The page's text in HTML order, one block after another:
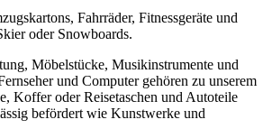
Fahrräder, Fitnessgeräte und
oder Snowboards.
Möbelstücke, Musikinstrumente und
und Computer gehören zu unserem
Koffer oder Reisetaschen und Autoteile
befördert wie Kunstwerke und